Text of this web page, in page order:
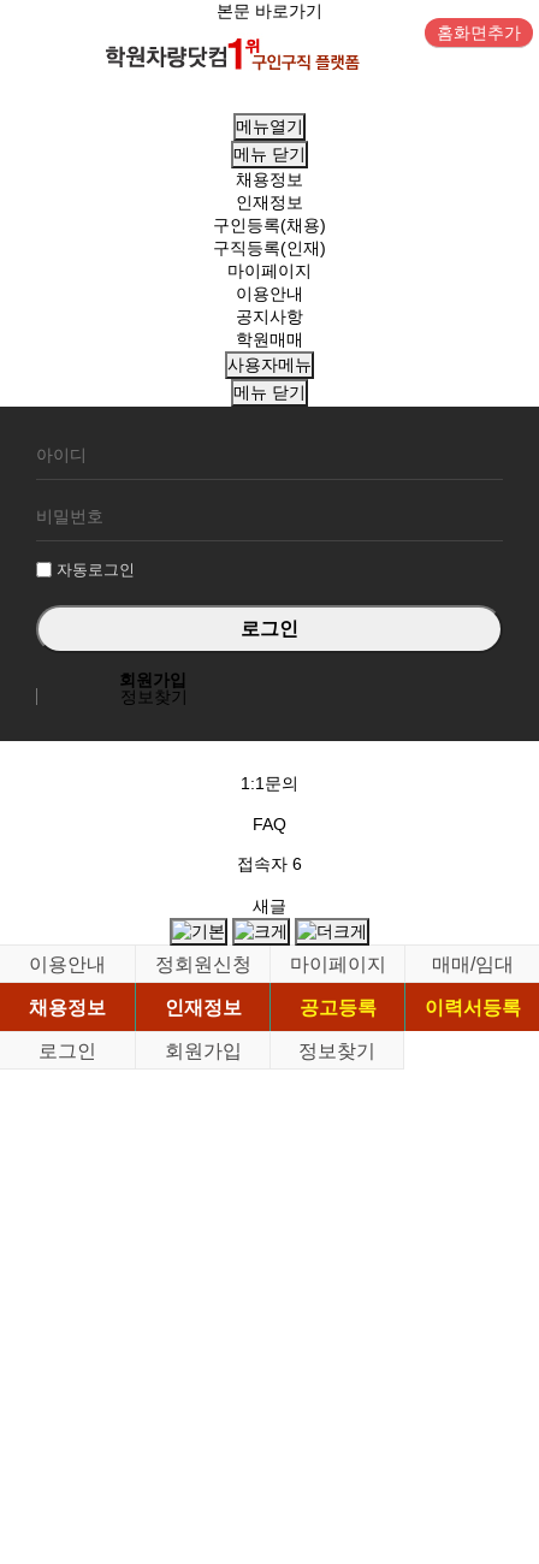
본문 바로가기
홈화면추가
메뉴열기
메뉴 닫기
채용정보
인재정보
구인등록(채용)
구직등록(인재)
마이페이지
이용안내
공지사항
학원매매
사용자메뉴
메뉴 닫기
원
그
자동로그인
회원가입
정보찾기
1:1문의
FAQ
접속자 6
새글
이용안내 정회원신청 마이페이지
매매/임대
채용정보
인재정보 공고등록
이력서등록
로그인
회원가입 정보찾기